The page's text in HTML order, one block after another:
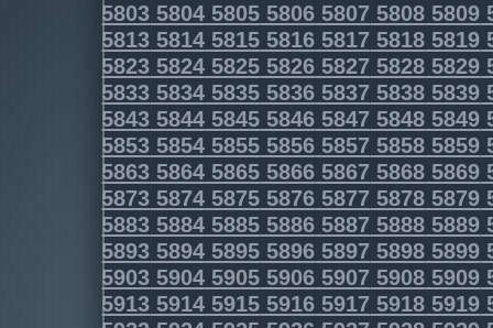
5803 5804 5805 5806 5807 5808 5809
5813 5814 5815 5816 5817 5818 5819
5823 5824 5825 5826 5827 5828 5829
5833 5834 5835 5836 5837 5838 5839
5843 5844 5845 5846 5847 5848 5849
5853 5854 5855 5856 5857 5858 5859
5863 5864 5865 5866 5867 5868 5869
5873 5874 5875 5876 5877 5878 5879
5883 5884 5885 5886 5887 5888 5889
5893 5894 5895 5896 5897 5898 5899
5903 5904 5905 5906 5907 5908 5909
5913 5914 5915 5916 5917 5918 5919